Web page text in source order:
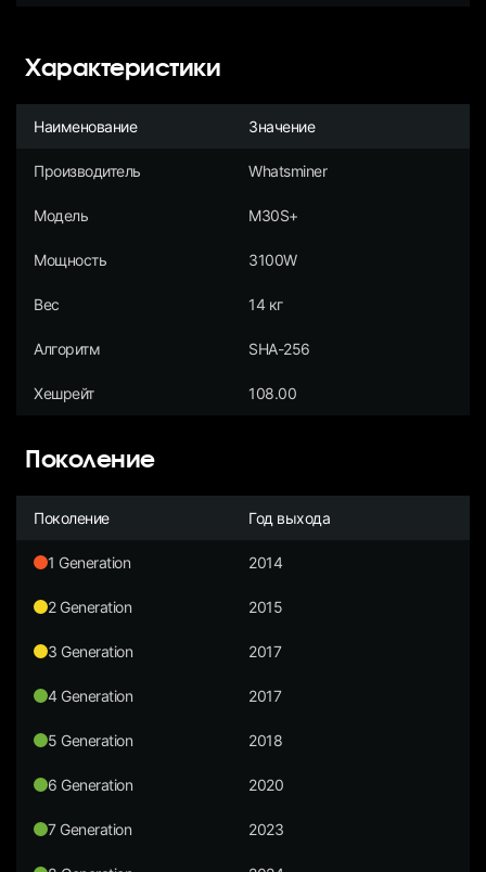
Характеристики
Наименование Значение
Производитель Whatsminer
Модель M30S+
Мощность 3100W
Вес 14 кг
Алгоритм SHA-256
Хешрейт 108.00
Поколение
Поколение Год выхода
1 Generation 2014
2 Generation 2015
3 Generation 2017
4 Generation 2017
5 Generation 2018
6 Generation 2020
7 Generation 2023